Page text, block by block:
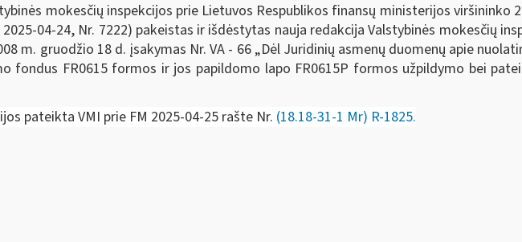
mokesčių inspekcijos prie Lietuvos Respublikos finansų ministerijos viršininko
04-24, Nr. 7222) pakeistas ir išdėstytas nauja redakcija Valstybinės mokesčių
m. gruodžio 18 d. įsakymas Nr. VA - 66 „Dėl Juridinių asmenų duomenų apie
fondus FR0615 formos ir jos papildomo lapo FR0615P formos užpildymo bei
pateikta VMI prie FM 2025-04-25 rašte Nr. (18.18-31-1 Mr) R-1825.